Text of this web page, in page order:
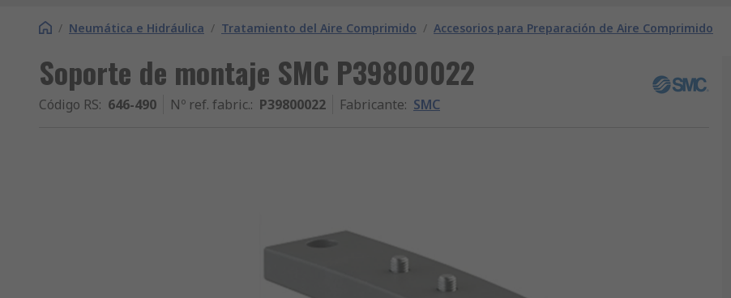
/ Neumática e Hidráulica / Tratamiento del Aire Comprimido / Accesorios para Preparación de Aire Comprimido
Soporte de montaje SMC P39800022
Código RS: 646-490 Nº ref. fabric.: P39800022 Fabricante: SMC